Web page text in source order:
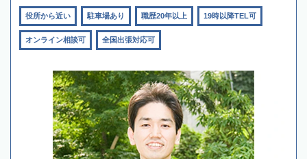
役所から近い 駐車場あり 職歴20年以上 19時以降TEL可
オンライン相談可 全国出張対応可